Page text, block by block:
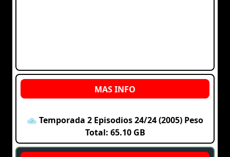
Temporada 2 Episodios 24/24 (2005) Peso
Total: 65.10 GB